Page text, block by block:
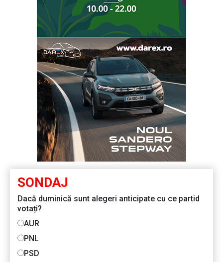
SONDAJ
Dacă duminică sunt alegeri anticipate cu ce partid
votați?
AUR
PNL
PSD